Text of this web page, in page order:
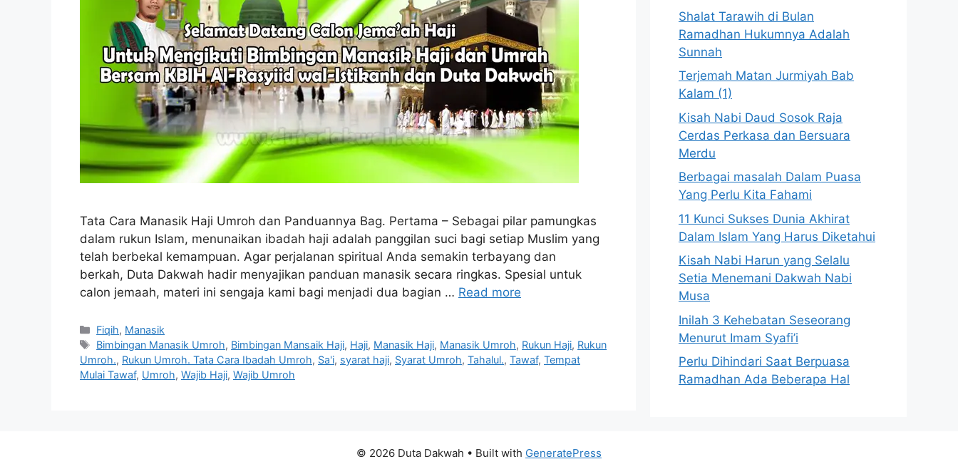
Tata Cara Manasik Haji Umroh dan Panduannya Bag. Pertama – Sebagai pilar pamungkas
dalam rukun Islam, menunaikan ibadah haji adalah panggilan suci bagi setiap Muslim yang
telah berbekal kemampuan. Agar perjalanan spiritual Anda semakin terbayang dan
berkah, Duta Dakwah hadir menyajikan panduan manasik secara ringkas. Spesial untuk
calon jemaah, materi ini sengaja kami bagi menjadi dua bagian … Read more
Categories
Fiqih, Manasik
Tags
Bimbingan Manasik Umroh, Bimbingan Mansaik Haji, Haji, Manasik Haji, Manasik Umroh, Rukun Haji, Rukun
Umroh., Rukun Umroh. Tata Cara Ibadah Umroh, Sa'i, syarat haji, Syarat Umroh, Tahalul., Tawaf, Tempat
Mulai Tawaf, Umroh, Wajib Haji, Wajib Umroh
Shalat Tarawih di Bulan
Ramadhan Hukumnya Adalah
Sunnah
Terjemah Matan Jurmiyah Bab
Kalam (1)
Kisah Nabi Daud Sosok Raja
Cerdas Perkasa dan Bersuara
Merdu
Berbagai masalah Dalam Puasa
Yang Perlu Kita Fahami
11 Kunci Sukses Dunia Akhirat
Dalam Islam Yang Harus Diketahui
Kisah Nabi Harun yang Selalu
Setia Menemani Dakwah Nabi
Musa
Inilah 3 Kehebatan Seseorang
Menurut Imam Syafi’i
Perlu Dihindari Saat Berpuasa
Ramadhan Ada Beberapa Hal
© 2026 Duta Dakwah • Built with GeneratePress